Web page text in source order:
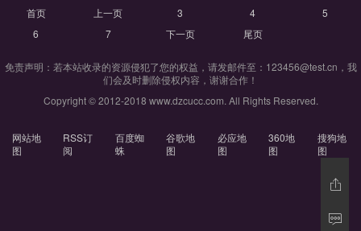
首页 上一页 3 4
5
6
7 下一页 尾页
免责声明：若本站收录的资源侵犯了您的权益，请发邮件至：123456@test.cn，我
们会及时删除侵权内容，谢谢合作！
Copyright © 2012-2018 www.dzcucc.com. All Rights Reserved.
网站地
图
RSS订
阅
百度蜘
蛛
谷歌地
图
必应地
图
360地
图
搜狗地
图